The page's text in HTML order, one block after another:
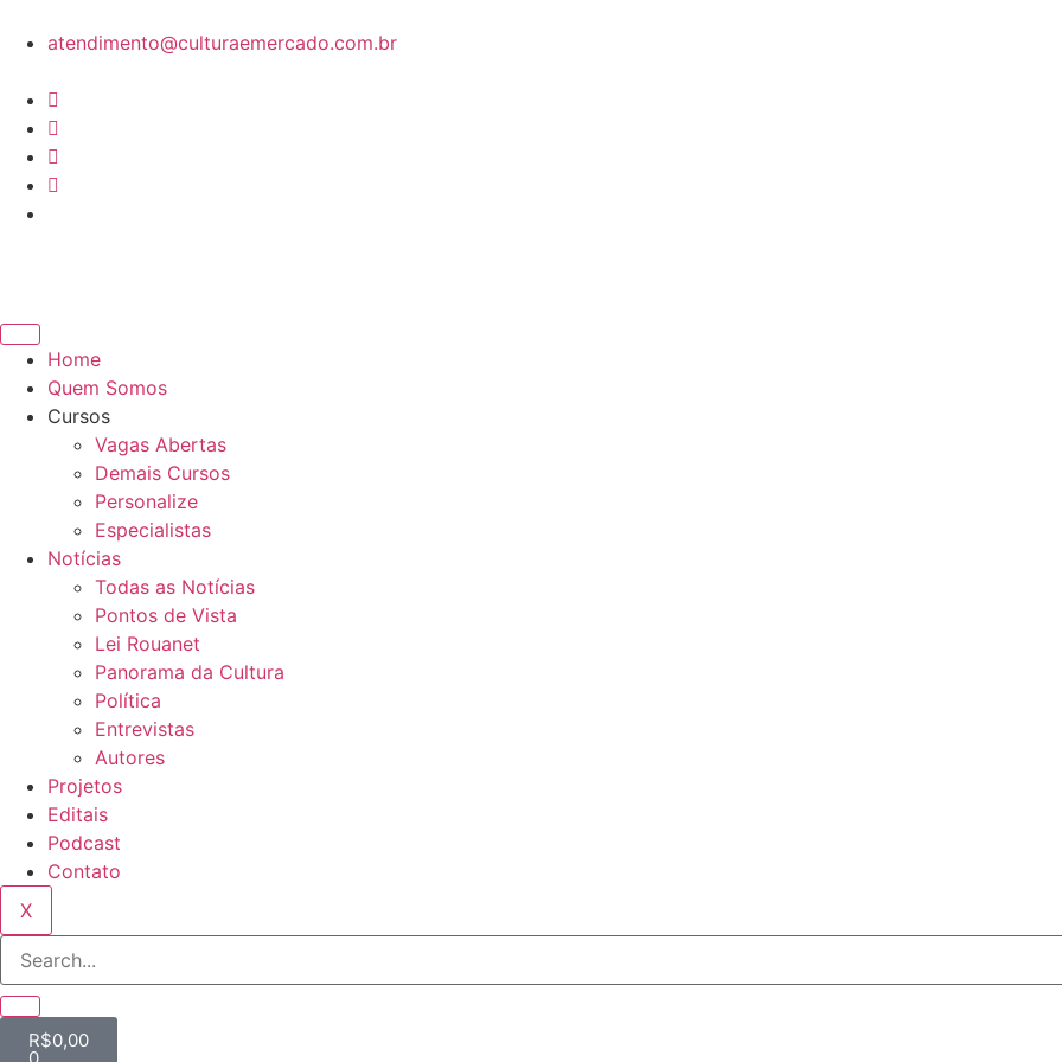
atendimento@culturaemercado.com.br
Home
Quem Somos
Cursos
Vagas Abertas
Demais Cursos
Personalize
Especialistas
Notícias
Todas as Notícias
Pontos de Vista
Lei Rouanet
Panorama da Cultura
Política
Entrevistas
Autores
Projetos
Editais
Podcast
Contato
X
R$0,00